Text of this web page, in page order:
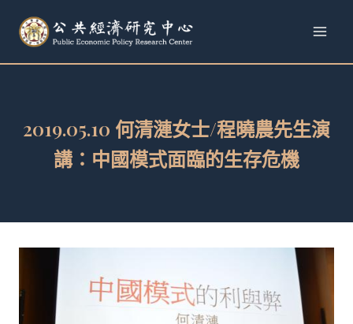
2019.05.10 何清漣女士/程曉農先生演
講：中國模式面臨的生存危機